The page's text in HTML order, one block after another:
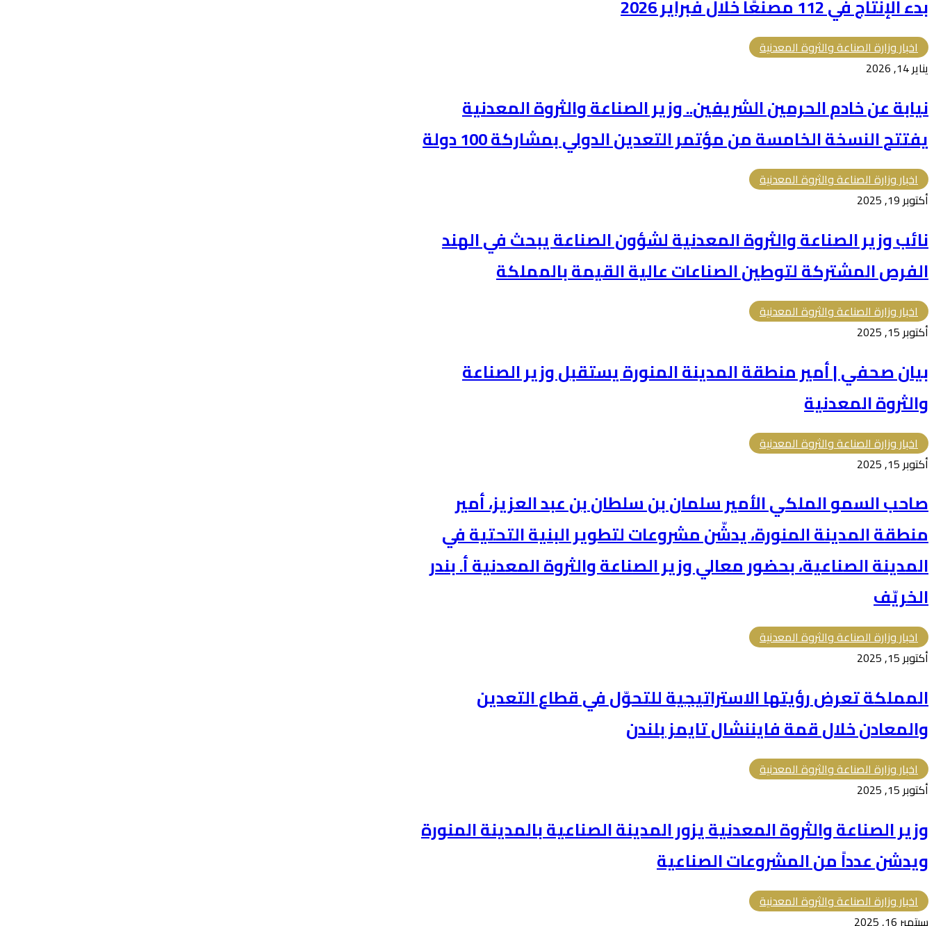
بدء الإنتاج في 112 مصنعًا خلال فبراير 2026
اخبار وزارة الصناعة والثروة المعدنية
يناير 14, 2026
نيابة عن خادم الحرمين الشريفين.. وزير الصناعة والثروة المعدنية
يفتتح النسخة الخامسة من مؤتمر التعدين الدولي بمشاركة 100 دولة
اخبار وزارة الصناعة والثروة المعدنية
أكتوبر 19, 2025
نائب وزير الصناعة والثروة المعدنية لشؤون الصناعة يبحث في الهند
الفرص المشتركة لتوطين الصناعات عالية القيمة بالمملكة
اخبار وزارة الصناعة والثروة المعدنية
أكتوبر 15, 2025
بيان صحفي | أمير منطقة المدينة المنورة يستقبل وزير الصناعة
والثروة المعدنية
اخبار وزارة الصناعة والثروة المعدنية
أكتوبر 15, 2025
صاحب السمو الملكي الأمير سلمان بن سلطان بن عبد العزيز، أمير
منطقة المدينة المنورة، يدشّن مشروعات لتطوير البنية التحتية في
المدينة الصناعية، بحضور معالي وزير الصناعة والثروة المعدنية أ. بندر
الخريّف
اخبار وزارة الصناعة والثروة المعدنية
أكتوبر 15, 2025
المملكة تعرض رؤيتها الاستراتيجية للتحوّل في قطاع التعدين
والمعادن خلال قمة فايننشال تايمز بلندن
اخبار وزارة الصناعة والثروة المعدنية
أكتوبر 15, 2025
وزير الصناعة والثروة المعدنية يزور المدينة الصناعية بالمدينة المنورة
ويدشن عدداً من المشروعات الصناعية
اخبار وزارة الصناعة والثروة المعدنية
سبتمبر 16, 2025